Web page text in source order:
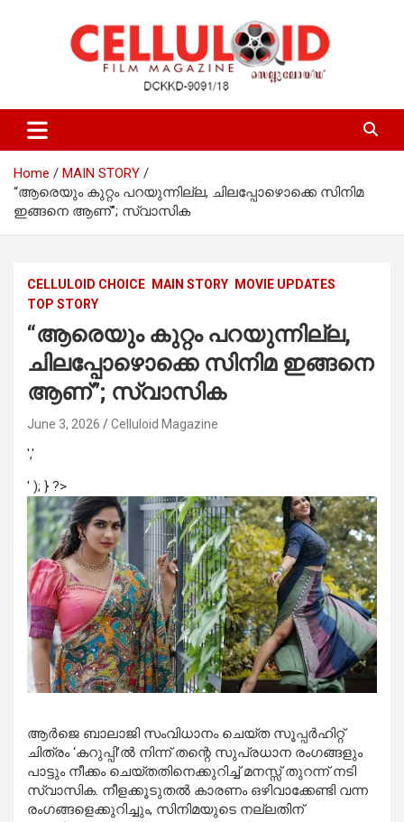
celluloid
Home
MAIN STORY
“ആരെയും കുറ്റം പറയുന്നില്ല, ചിലപ്പോഴൊക്കെ സിനിമ
ഇങ്ങനെ ആണ്”; സ്വാസിക
CELLULOID CHOICE MAIN STORY
MOVIE UPDATES
TOP STORY
“ആരെയും കുറ്റം പറയുന്നില്ല,
ചിലപ്പോഴൊക്കെ സിനിമ ഇങ്ങനെ
ആണ്”; സ്വാസിക
June 3, 2026 Celluloid Magazine
','
' ); } ?>
ആർജെ ബാലാജി സംവിധാനം ചെയ്ത സൂപ്പർഹിറ്റ്
ചിത്രം ‘കറുപ്പി’ൽ നിന്ന് തന്റെ സുപ്രധാന രംഗങ്ങളും
പാട്ടും നീക്കം ചെയ്തതിനെക്കുറിച്ച് മനസ്സ് തുറന്ന് നടി
സ്വാസിക. നീളക്കൂടുതൽ കാരണം ഒഴിവാക്കേണ്ടി വന്ന
രംഗങ്ങളെക്കുറിച്ചും, സിനിമയുടെ നല്ലതിന്